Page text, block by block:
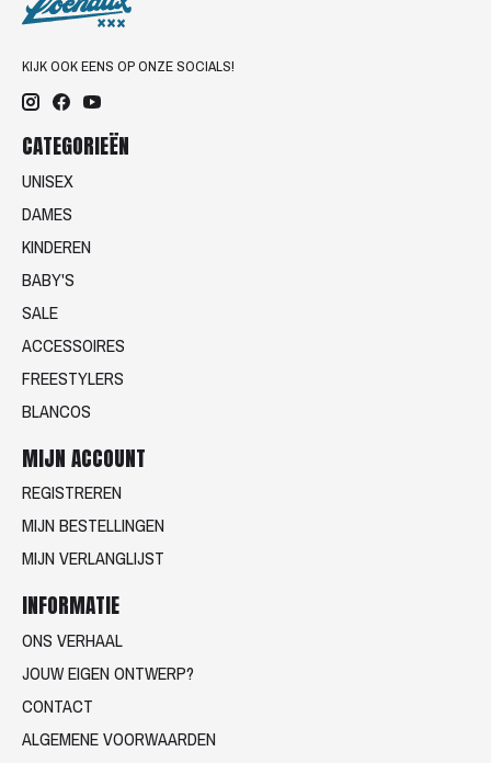
KIJK OOK EENS OP ONZE SOCIALS!
CATEGORIEËN
UNISEX
DAMES
KINDEREN
BABY'S
SALE
ACCESSOIRES
FREESTYLERS
BLANCOS
MIJN ACCOUNT
REGISTREREN
MIJN BESTELLINGEN
MIJN VERLANGLIJST
INFORMATIE
ONS VERHAAL
JOUW EIGEN ONTWERP?
CONTACT
ALGEMENE VOORWAARDEN